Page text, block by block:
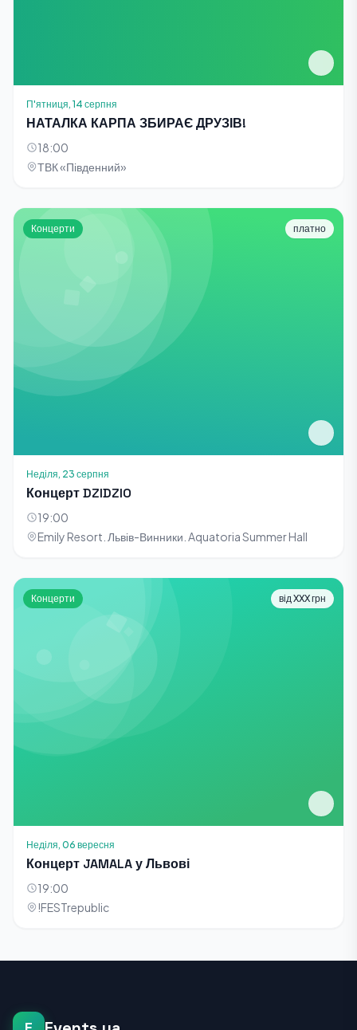
П'ятниця, 14 серпня
НАТАЛКА КАРПА ЗБИРАЄ ДРУЗІВ!
18:00
ТВК «Південний»
Концерти платно
Неділя, 23 серпня
Концерт DZIDZIO
19:00
Emily Resort. Львів-Винники. Aquatoria Summer Hall
Концерти від XXX грн
Неділя, 06 вересня
Концерт JAMALA у Львові
19:00
!FESTrepublic